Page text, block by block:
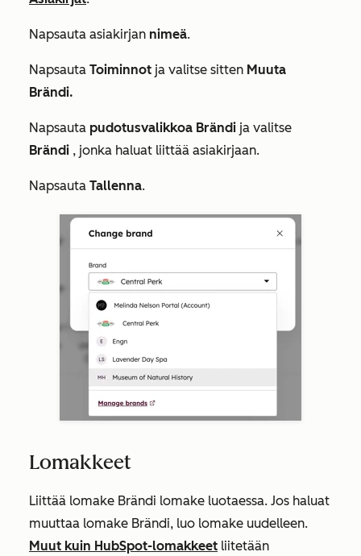
Napsauta asiakirjan nimeä.
Napsauta Toiminnot ja valitse sitten Muuta
Brändi.
Napsauta pudotusvalikkoa Brändi ja valitse
Brändi , jonka haluat liittää asiakirjaan.
Napsauta Tallenna.
Lomakkeet
Liittää lomake Brändi lomake luotaessa. Jos haluat
muuttaa lomake Brändi, luo lomake uudelleen.
Muut kuin HubSpot-lomakkeet liitetään